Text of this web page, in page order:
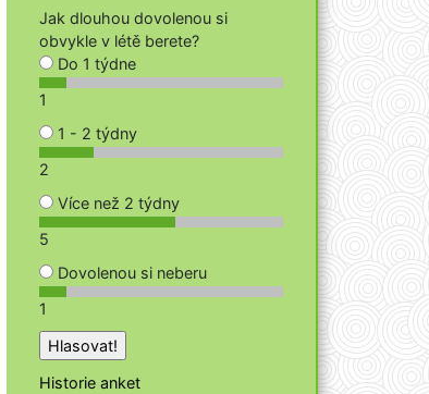
Jak dlouhou dovolenou si
obvykle v létě berete?
Do 1 týdne
1
1 - 2 týdny
2
Více než 2 týdny
5
Dovolenou si neberu
1
Historie anket